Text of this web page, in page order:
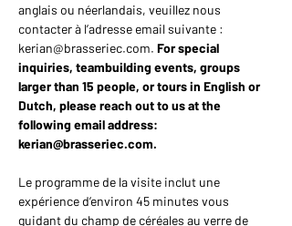
anglais ou néerlandais, veuillez nous
contacter à l’adresse email suivante :
kerian@brasseriec.com. For special
inquiries, teambuilding events, groups
larger than 15 people, or tours in English or
Dutch, please reach out to us at the
following email address:
kerian@brasseriec.com.
Le programme de la visite inclut une
expérience d’environ 45 minutes vous
guidant du champ de céréales au verre de